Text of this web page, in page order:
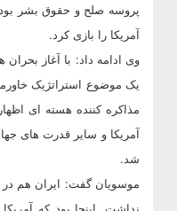
پروسه صلح و حقوق بشر بود
آمریکا را بازی کرد.
یک موضوع استراتژیک
آمریکا و سایر قدرت های
شد.
موسویان گفت: ایران هم